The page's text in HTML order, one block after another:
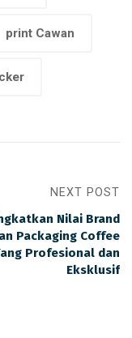
print Cawan
NEXT POST
Nilai Brand
Packaging Coffee
Profesional dan
Eksklusif